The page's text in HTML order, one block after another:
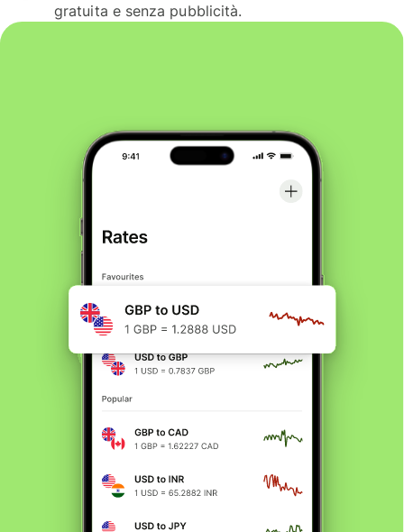
gratuita e senza pubblicità.